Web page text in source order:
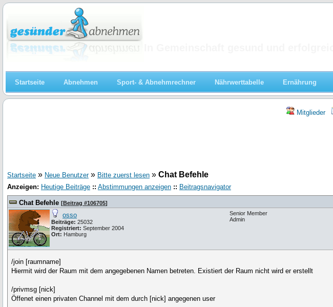
Startseite Abnehmen Sport- & Abnehmrechner Nährwerttabelle Ernährung
Mitglieder
Startseite » Neue Benutzer» Bitte zuerst lesen » Chat Befehle
Anzeigen: Heutige Beiträge :: Abstimmungen anzeigen :: Beitragsnavigator
Chat Befehle [Beitrag #106705]
osso
Beiträge: 25032
Registriert: September 2004
Ort: Hamburg
Senior Member
Admin
/join [raumname]
Hiermit wird der Raum mit dem angegebenen Namen betreten. Existiert der Raum nicht wird er erstellt
/privmsg [nick]
Öffenet einen privaten Channel mit dem durch [nick] angegenen user